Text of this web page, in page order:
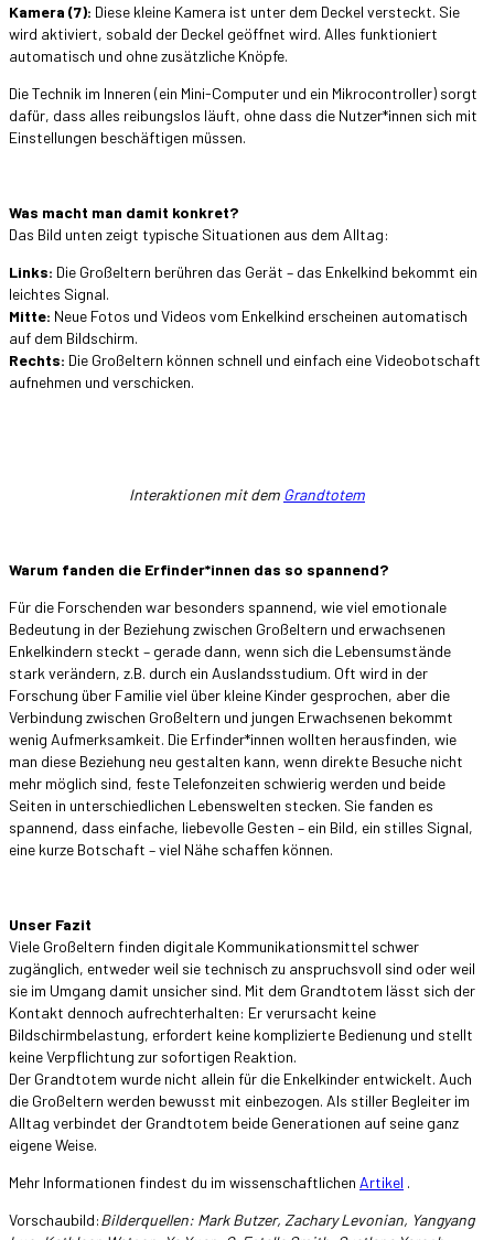
Kamera (7): Diese kleine Kamera ist unter dem Deckel versteckt. Sie
wird aktiviert, sobald der Deckel geöffnet wird. Alles funktioniert
automatisch und ohne zusätzliche Knöpfe.
Die Technik im Inneren (ein Mini-Computer und ein Mikrocontroller) sorgt
dafür, dass alles reibungslos läuft, ohne dass die Nutzer*innen sich mit
Einstellungen beschäftigen müssen.
Was macht man damit konkret?
Das Bild unten zeigt typische Situationen aus dem Alltag:
Links: Die Großeltern berühren das Gerät – das Enkelkind bekommt ein
leichtes Signal.
Mitte: Neue Fotos und Videos vom Enkelkind erscheinen automatisch
auf dem Bildschirm.
Rechts: Die Großeltern können schnell und einfach eine Videobotschaft
aufnehmen und verschicken.
Interaktionen mit dem Grandtotem
Warum fanden die Erfinder*innen das so spannend?
Für die Forschenden war besonders spannend, wie viel emotionale
Bedeutung in der Beziehung zwischen Großeltern und erwachsenen
Enkelkindern steckt – gerade dann, wenn sich die Lebensumstände
stark verändern, z.B. durch ein Auslandsstudium. Oft wird in der
Forschung über Familie viel über kleine Kinder gesprochen, aber die
Verbindung zwischen Großeltern und jungen Erwachsenen bekommt
wenig Aufmerksamkeit. Die Erfinder*innen wollten herausfinden, wie
man diese Beziehung neu gestalten kann, wenn direkte Besuche nicht
mehr möglich sind, feste Telefonzeiten schwierig werden und beide
Seiten in unterschiedlichen Lebenswelten stecken. Sie fanden es
spannend, dass einfache, liebevolle Gesten – ein Bild, ein stilles Signal,
eine kurze Botschaft – viel Nähe schaffen können.
Unser Fazit
Viele Großeltern finden digitale Kommunikationsmittel schwer
zugänglich, entweder weil sie technisch zu anspruchsvoll sind oder weil
sie im Umgang damit unsicher sind. Mit dem Grandtotem lässt sich der
Kontakt dennoch aufrechterhalten: Er verursacht keine
Bildschirmbelastung, erfordert keine komplizierte Bedienung und stellt
keine Verpflichtung zur sofortigen Reaktion.
Der Grandtotem wurde nicht allein für die Enkelkinder entwickelt. Auch
die Großeltern werden bewusst mit einbezogen. Als stiller Begleiter im
Alltag verbindet der Grandtotem beide Generationen auf seine ganz
eigene Weise.
Mehr Informationen findest du im wissenschaftlichen Artikel .
Vorschaubild:Bilderquellen: Mark Butzer, Zachary Levonian, Yangyang